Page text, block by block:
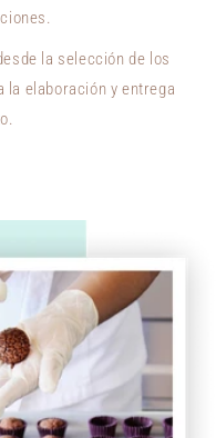
la selección de los
la elaboración y entrega